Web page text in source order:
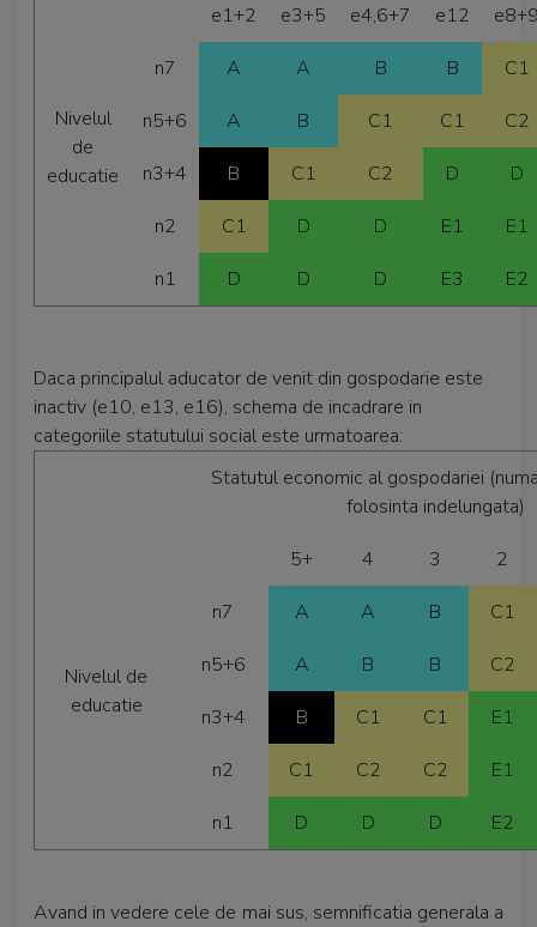
Nivelul
de
educatie
e1+2 e3+5 e4,6+7 e12
n7
A A B B
C1
n5+6
A B C1 C1
C2
n3+4
B C1 C2 D
D
n2
C1 D D E1
E1
n1
D D D E3 E2
Daca principalul aducator de venit din gospodarie este
inactiv (e10, e13, e16), schema de incadrare in
categoriile statutului social este urmatoarea:
Statutul economic al gospodariei
folosinta indelungata)
Nivelul de
educatie
5+ 4 3
2
n7
A A B
C1
n5+6
A B B
C2
n3+4
B C1 C1
E1
n2
C1 C2 C2
E1
n1
D D D E2
Avand in vedere cele de mai sus, semnificatia generala a